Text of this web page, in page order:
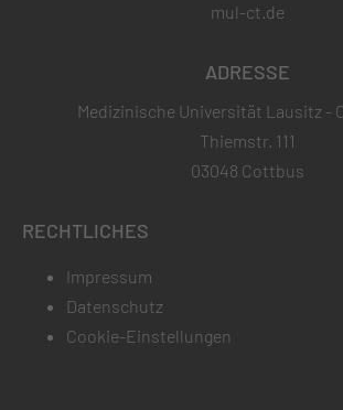
mul-ct.de
ADRESSE
Medizinische Universität Lausitz -
Thiemstr. 111
03048 Cottbus
RECHTLICHES
Impressum
Datenschutz
Cookie-Einstellungen